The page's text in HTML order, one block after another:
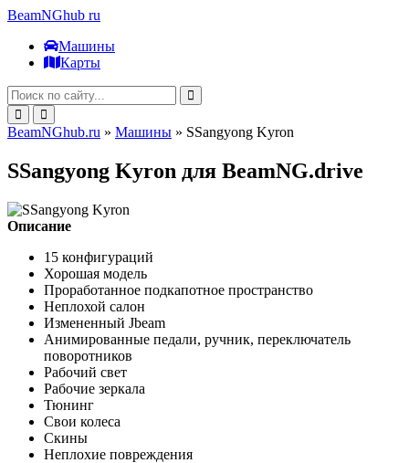
BeamNGhub ru
Машины
Карты
BeamNGhub.ru » Машины » SSangyong Kyron
SSangyong Kyron для BeamNG.drive
Описание
15 конфигураций
Хорошая модель
Проработанное подкапотное пространство
Неплохой салон
Измененный Jbeam
Анимированные педали, ручник, переключатель
поворотников
Рабочий свет
Рабочие зеркала
Тюнинг
Свои колеса
Скины
Неплохие повреждения